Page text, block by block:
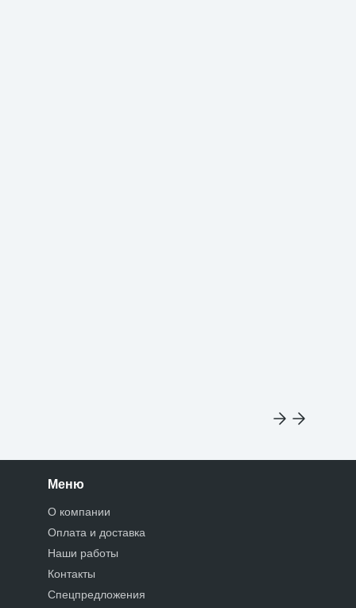
Меню
О компании
Оплата и доставка
Наши работы
Контакты
Спецпредложения